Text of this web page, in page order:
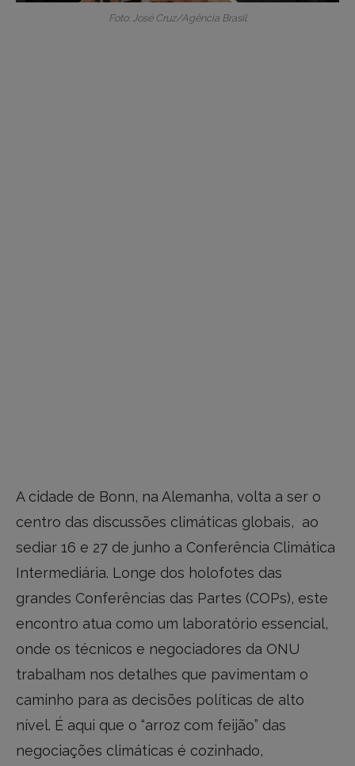
Foto: José Cruz/Agência Brasil
A cidade de Bonn, na Alemanha, volta a ser o
centro das discussões climáticas globais, ao
sediar 16 e 27 de junho a Conferência Climática
Intermediária. Longe dos holofotes das
grandes Conferências das Partes (COPs), este
encontro atua como um laboratório essencial,
onde os técnicos e negociadores da ONU
trabalham nos detalhes que pavimentam o
caminho para as decisões políticas de alto
nível. É aqui que o “arroz com feijão” das
negociações climáticas é cozinhado,